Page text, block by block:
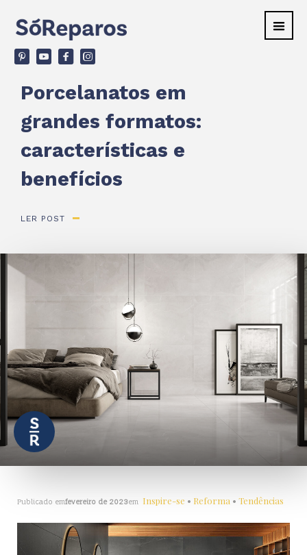
v ù F d
Porcelanatos em
grandes formatos:
características e
benefícios
LER POST
Publicado emfevereiro de 2023em Inspire-se • Reforma • Tendências